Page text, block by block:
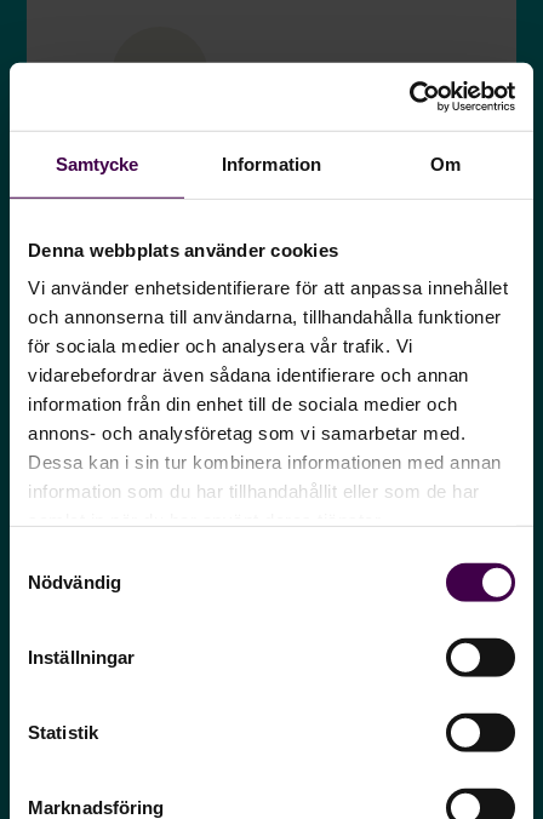
Samtycke Information Om
Denna webbplats använder cookies
Vi använder enhetsidentifierare för att anpassa innehållet
och annonserna till användarna, tillhandahålla funktioner
för sociala medier och analysera vår trafik. Vi
vidarebefordrar även sådana identifierare och annan
information från din enhet till de sociala medier och
annons- och analysföretag som vi samarbetar med.
Dessa kan i sin tur kombinera informationen med annan
information som du har tillhandahållit eller som de har
Nödvändig
Inställningar
Statistik
Marknadsföring
Spara tid
Automatiseringar och smarta funktioner gör
att lönekartläggningen går snabbt och
effektivt.
Prisvärt
Ni slipper dyra konsulter och långa
systemet.